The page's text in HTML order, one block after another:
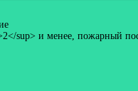
и менее, пожарный